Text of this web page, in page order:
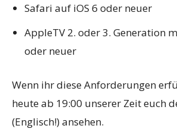
Safari auf iOS 6 oder neuer
AppleTV 2. oder 3. Generation
oder neuer
Wenn ihr diese Anforderungen
heute ab 19:00 unserer Zeit euch
(Englisch!) ansehen.